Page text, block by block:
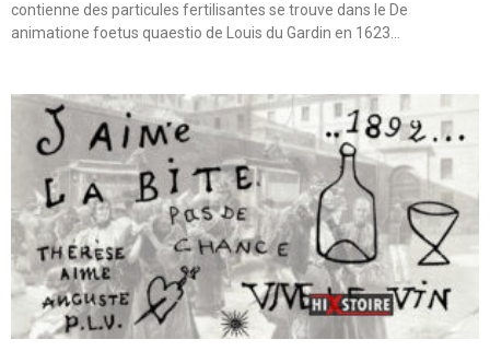
contienne des particules fertilisantes se trouve dans le De
animatione foetus quaestio de Louis du Gardin en 1623…